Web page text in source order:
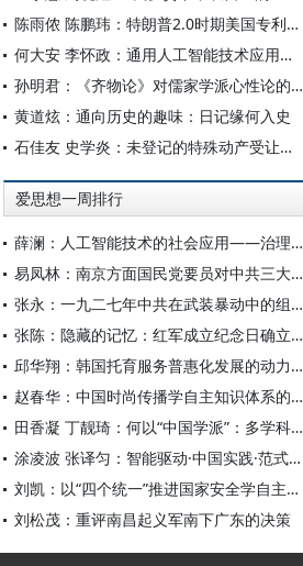
陈雨侬 陈鹏玮：特朗普2.0时期美国专利制度的“武器化”演进与中国应对
何大安 李怀政：通用人工智能技术应用下的数字调节机制
孙明君：《齐物论》对儒家学派心性论的回应
黄道炫：通向历史的趣味：日记缘何入史
石佳友 史学炎：未登记的特殊动产受让人排除强制执行问题研究
爱思想一周排行
薛澜：人工智能技术的社会应用——治理挑战
易凤林：南京方面国民党要员对中共三大起义的反应
张永：一九二七年中共在武装暴动中的组织转型
张陈：隐藏的记忆：红军成立纪念日确立前中共对南昌起义的纪念
邱华翔：韩国托育服务普惠化发展的动力机制、制度路径与政策效应
赵春华：中国时尚传播学自主知识体系的内在逻辑与实践路径
田香凝 丁靓琦：何以“中国学派”：多学科视野下中国特色新闻传播学建设的研究
涂凌波 张译匀：智能驱动·中国实践·范式创新：“构建中国新闻传播学自主知识体系”专题研讨会综述
刘凯：以“四个统一”推进国家安全学自主知识体系构建
刘松茂：重评南昌起义军南下广东的决策